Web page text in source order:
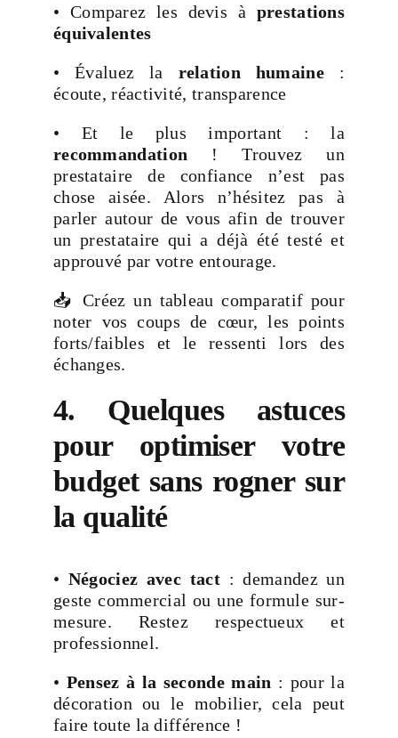
• Comparez les devis à prestations
équivalentes
• Évaluez la relation humaine:
écoute, réactivité, transparence
• Et le plus important : la
recommandation ! Trouvez un
prestataire de confiance n’est pas
chose aisée. Alors n’hésitez pas à
parler autour de vous afin de trouver
un prestataire qui a déjà été testé et
approuvé par votre entourage.
📥 Créez un tableau comparatif pour
noter vos coups de cœur, les points
forts/faibles et le ressenti lors des
échanges.
4. Quelques astuces
pour optimiser votre
budget sans rogner sur
la qualité
• Négociez avec tact: demandez un
geste commercial ou une formule sur-
mesure. Restez respectueux et
professionnel.
• Pensez à la seconde main : pour la
décoration ou le mobilier, cela peut
faire toute la différence !